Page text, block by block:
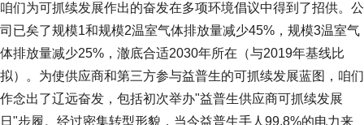
咱们为可抓续发展作出的奋发在多项环境倡议中得到了招供。公
司已矣了规模1和规模2温室气体排放量减少45%，规模3温室气
体排放量减少25%，澈底合适2030年所在（与2019年基线比
拟）。为使供应商和第三方参与益普生的可抓续发展蓝图，咱们
作念出了辽远奋发，包括初次举办"益普生供应商可抓续发展
日"步履。经过密集转型形貌，当今益普生手人99.8%的电力来